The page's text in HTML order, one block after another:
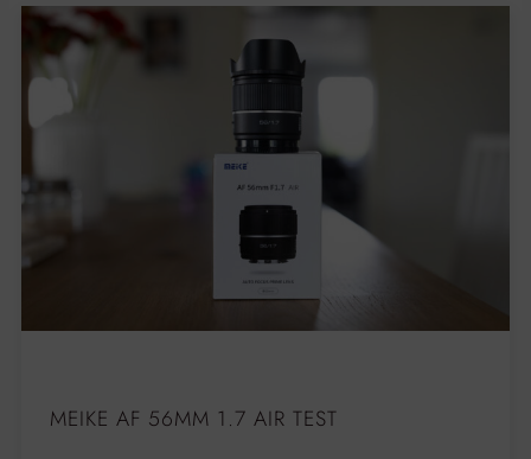
MEIKE AF 56MM 1.7 AIR TEST